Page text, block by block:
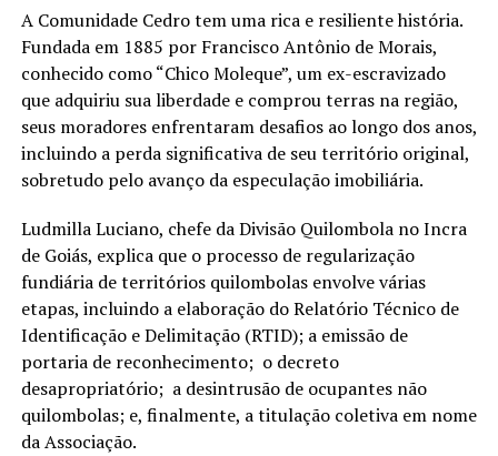
A Comunidade Cedro tem uma rica e resiliente história.
Fundada em 1885 por Francisco Antônio de Morais,
conhecido como “Chico Moleque”, um ex-escravizado
que adquiriu sua liberdade e comprou terras na região,
seus moradores enfrentaram desafios ao longo dos anos,
incluindo a perda significativa de seu território original,
sobretudo pelo avanço da especulação imobiliária.
Ludmilla Luciano, chefe da Divisão Quilombola no Incra
de Goiás, explica que o processo de regularização
fundiária de territórios quilombolas envolve várias
etapas, incluindo a elaboração do Relatório Técnico de
Identificação e Delimitação (RTID); a emissão de
portaria de reconhecimento; o decreto
desapropriatório; a desintrusão de ocupantes não
quilombolas; e, finalmente, a titulação coletiva em nome
da Associação.